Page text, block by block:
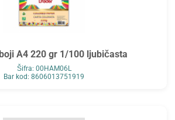
A4 220 gr 1/100 ljubičasta
Šifra: 00HAM06L
Bar kod: 8606013751919